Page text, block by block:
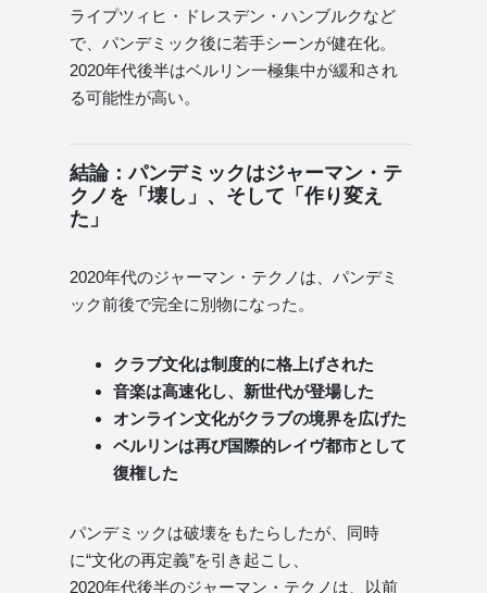
ライプツィヒ・ドレスデン・ハンブルクなど
で、パンデミック後に若手シーンが健在化。
2020年代後半はベルリン一極集中が緩和され
る可能性が高い。
結論：パンデミックはジャーマン・テ
クノを「壊し」、そして「作り変え
た」
2020年代のジャーマン・テクノは、パンデミ
ック前後で完全に別物になった。
クラブ文化は制度的に格上げされた
音楽は高速化し、新世代が登場した
オンライン文化がクラブの境界を広げた
ベルリンは再び国際的レイヴ都市として
復権した
パンデミックは破壊をもたらしたが、同時
に“文化の再定義”を引き起こし、
2020年代後半のジャーマン・テクノは、以前